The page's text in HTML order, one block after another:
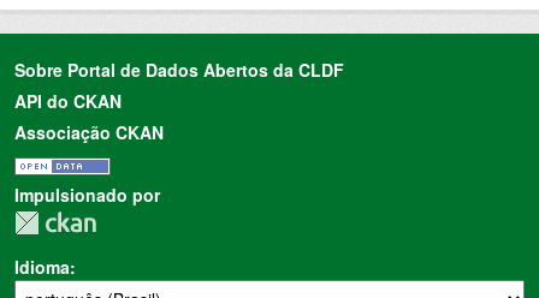
Sobre Portal de Dados Abertos da CLDF
API do CKAN
Associação CKAN
Impulsionado por
Idioma